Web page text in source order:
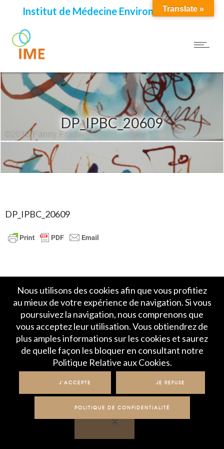
Institut de Médecine Environnementale
DP_IPBC_20609
DP_IPBC_20609
Accueil
Politique de Confidentialité
Crédits et mentions légales
Contact
© IME 2017-2020
Translate »
Nous utilisons des cookies afin que vous profitiez
au mieux de votre expérience de navigation. Si vous
poursuivez la navigation, nous comprenons que
vous acceptez leur utilisation. Vous obtiendrez de
plus amples informations sur les cookies et saurez
de quelle façon les bloquer en consultant notre
Politique Relative aux Cookies.
J'ACCEPTE JE REFUSE
POLITIQUE DE CONFIDENTIALITÉ